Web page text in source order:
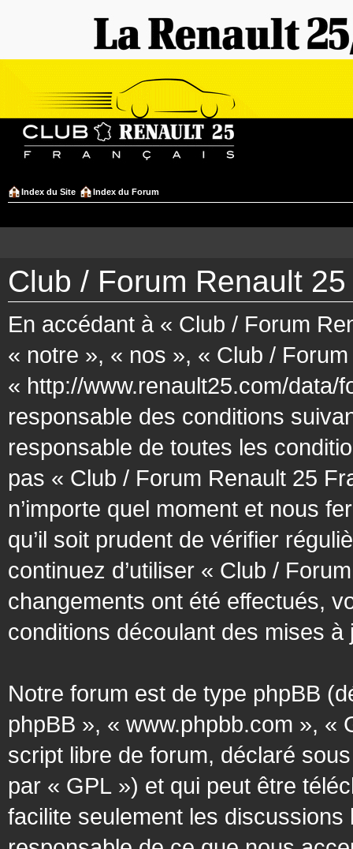
Index du Site Index du Forum
Club / Forum Renault
En accédant à « Club / Forum
« notre », « nos », « Club /
« http://www.renault25.com/data/
responsable des conditions
responsable de toutes les
pas « Club / Forum Renault 25
n’importe quel moment et nous
qu’il soit prudent de vérifier
continuez d’utiliser « Club /
changements ont été effectués,
conditions découlant des mises
Notre forum est de type phpBB
phpBB », « www.phpbb.com », «
script libre de forum, déclaré
par « GPL ») et qui peut être
facilite seulement les